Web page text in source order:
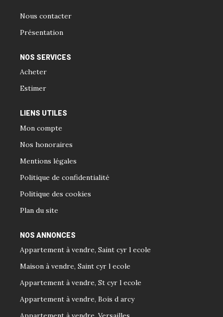
Nous contacter
Présentation
NOS SERVICES
Acheter
Estimer
LIENS UTILES
Mon compte
Nos honoraires
Mentions légales
Politique de confidentialité
Politique des cookies
Plan du site
NOS ANNONCES
Appartement à vendre, Saint cyr l ecole
Maison à vendre, Saint cyr l ecole
Appartement à vendre, St cyr l ecole
Appartement à vendre, Bois d arcy